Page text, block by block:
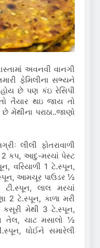
અવનવી વાનગી
ફેમિલીના સભ્યને
છે પણ કંઇ રેસિપી
તૈયાર થઇ જાય તો
મેંથીના પરાઠા..જાણો
લીલી ફોતરાવાળી
2 કપ, આદુ-મરચાં પેસ્ટ
વરિયાળી 1 ટે.સ્પૂન,
આમચૂર પાઉડર ½
લાલ મરચાં
2 ટે.સ્પૂન, કાળા મરી
કસૂરી મેથી 3 ટે.સ્પૂન,
તેલ, ચાટ મસાલો ½
ધોઈને સમારેલી